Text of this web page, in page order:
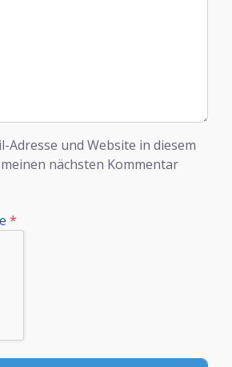
Adresse und Website in diesem
nächsten Kommentar
*